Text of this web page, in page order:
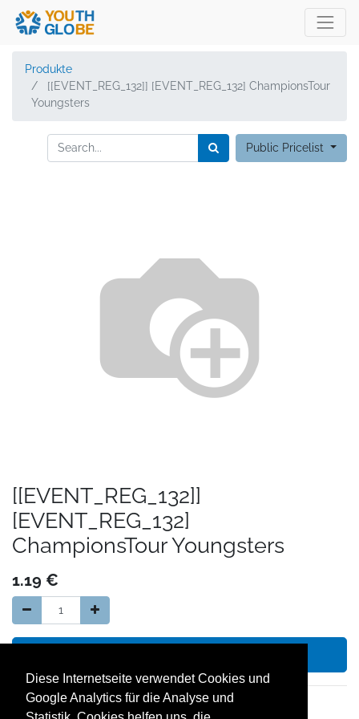
Diese Internetseite verwendet Cookies und
Google Analytics für die Analyse und
Produkte
[[EVENT_REG_132]] [EVENT_REG_132] ChampionsTour
Youngsters
Public Pricelist
[[EVENT_REG_132]]
[EVENT_REG_132]
ChampionsTour Youngsters
1.19 €
14 Tage Geld zurück Garantie